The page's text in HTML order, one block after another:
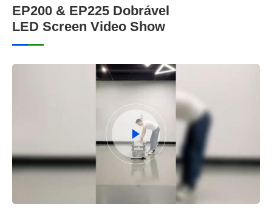
EP200 & EP225 Dobrável
LED Screen Video Show